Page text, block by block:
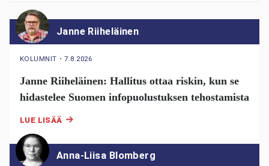
Janne Riiheläinen
KOLUMNIT ・7.8.2026
Janne Riiheläinen: Hallitus ottaa riskin, kun se
hidastelee Suomen infopuolustuksen tehostamista
LUE LISÄÄ
Anna-Liisa Blomberg